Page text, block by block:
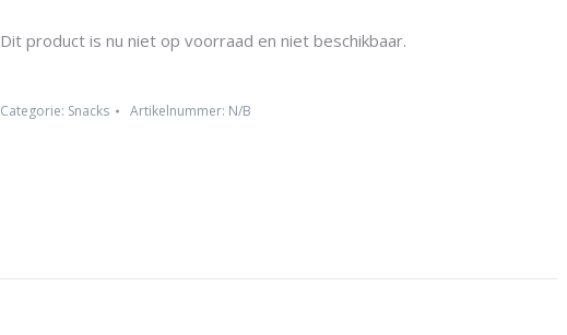
€3,70
Dit product is nu niet op voorraad en niet beschikbaar.
Categorie: Snacks Artikelnummer: N/B